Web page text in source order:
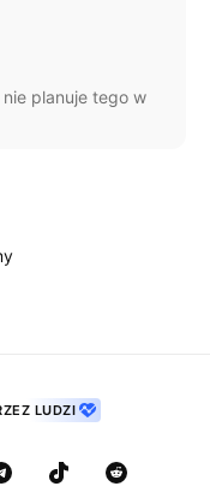
nie planuje tego w
LUDZI